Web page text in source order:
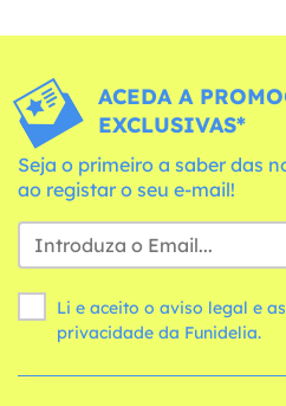
ACEDA A
EXCLUSIVAS*
Seja o primeiro a saber das
ao registar o seu e-mail!
Li e aceito o aviso legal e as
privacidade da Funidelia.